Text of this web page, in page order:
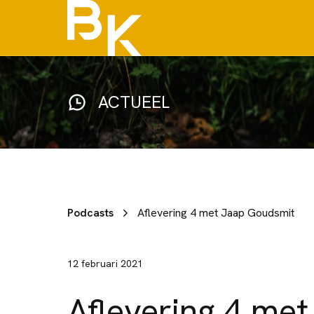
ACTUEEL
Podcasts Aflevering 4 met Jaap Goudsmit
12 februari 2021